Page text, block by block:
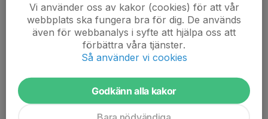
Skid- & Motionssektionen:
Robin Djärf, ordförande
Erik Bergström
Vi använder oss av kakor (cookies) för att vår
webbplats ska fungera bra för dig. De används
även för webbanalys i syfte att hjälpa oss att
förbättra våra tjänster.
Så använder vi cookies
Godkänn alla kakor